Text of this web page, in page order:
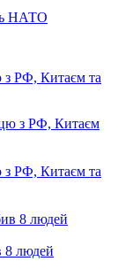
НАТО
РФ, Китаєм та
РФ, Китаєм та
8 людей